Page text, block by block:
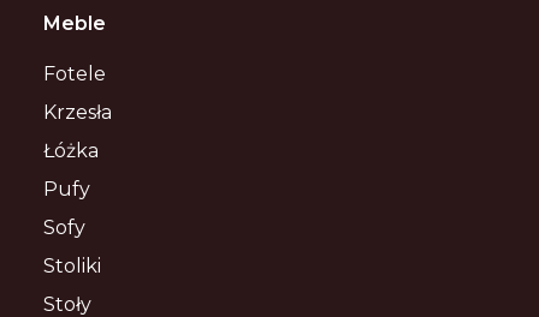
Meble
Fotele
Krzesła
Łóżka
Pufy
Sofy
Stoliki
Stoły